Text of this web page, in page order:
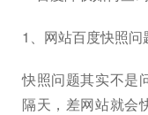
1、网站百度快照问
快照问题其实不是
隔天，差网站就会